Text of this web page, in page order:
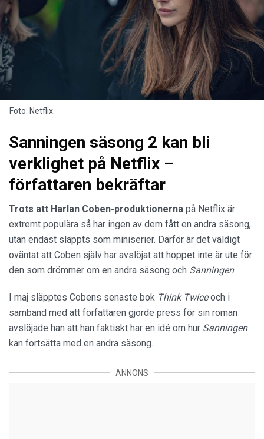
Foto: Netflix.
Sanningen säsong 2 kan bli
verklighet på Netflix –
författaren bekräftar
Trots att Harlan Coben-produktionerna på Netflix är
extremt populära så har ingen av dem fått en andra säsong,
utan endast släppts som miniserier. Därför är det väldigt
oväntat att Coben själv har avslöjat att hoppet inte är ute för
den som drömmer om en andra säsong och Sanningen.
I maj släpptes Cobens senaste bok Think Twiceoch i
samband med att författaren gjorde press för sin roman
avslöjade han att han faktiskt har en idé om hur Sanningen
kan fortsätta med en andra säsong.
ANNONS